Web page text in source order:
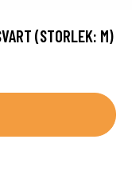
(STORLEK: M)